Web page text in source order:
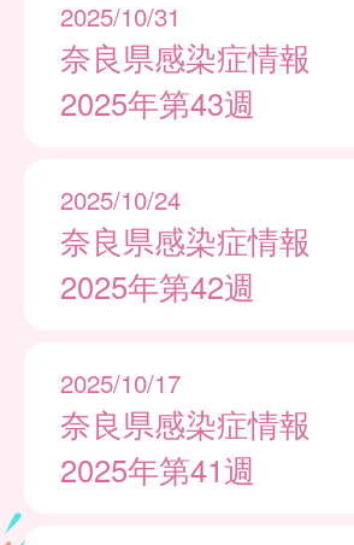
2025/10/31
奈良県感染症情報
2025年第43週
2025/10/24
奈良県感染症情報
2025年第42週
2025/10/17
奈良県感染症情報
2025年第41週